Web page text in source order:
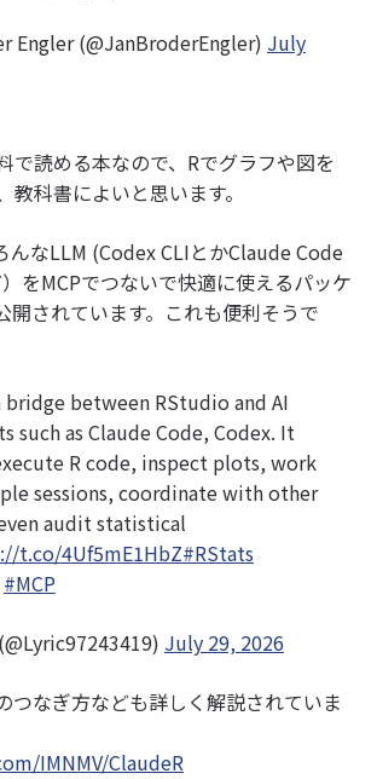
Engler (@JanBroderEngler) July
で読める本なので、Rでグラフや図を
教科書によいと思います。
んなLLM (Codex CLIとかClaude Code
をMCPでつないで快適に使えるパッケ
開されています。これも便利そうで
between RStudio and AI
such as Claude Code, Codex. It
R code, inspect plots, work
sessions, coordinate with other
audit statistical
t.co/4Uf5mE1HbZ#RStats
#MCP
July 29, 2026
つなぎ方なども詳しく解説されていま
IMNMV/ClaudeR